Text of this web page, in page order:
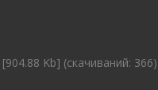
[904.88 Kb] (cкачиваний: 366)